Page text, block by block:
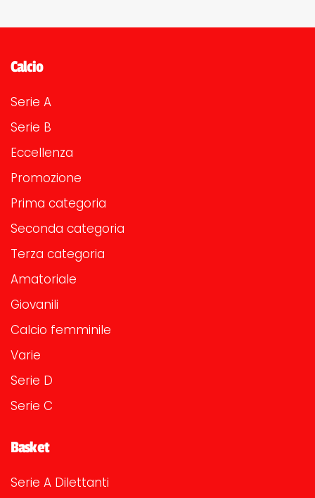
Calcio
Serie A
Serie B
Eccellenza
Promozione
Prima categoria
Seconda categoria
Terza categoria
Amatoriale
Giovanili
Calcio femminile
Varie
Serie D
Serie C
Basket
Serie A Dilettanti